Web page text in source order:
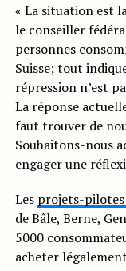
« La situation est
le conseiller
personnes
Suisse; tout
répression n’est
La réponse
faut trouver de
Souhaitons-nous
engager une
Les projets-
de Bâle, Berne,
5000
acheter